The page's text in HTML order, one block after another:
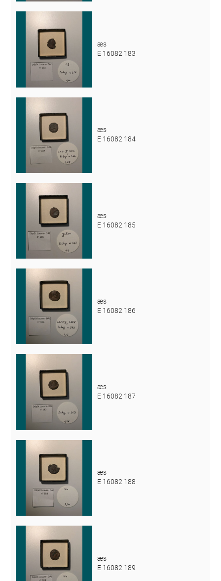
æs
E 16082 183
æs
E 16082 184
æs
E 16082 185
æs
E 16082 186
æs
E 16082 187
æs
E 16082 188
æs
E 16082 189